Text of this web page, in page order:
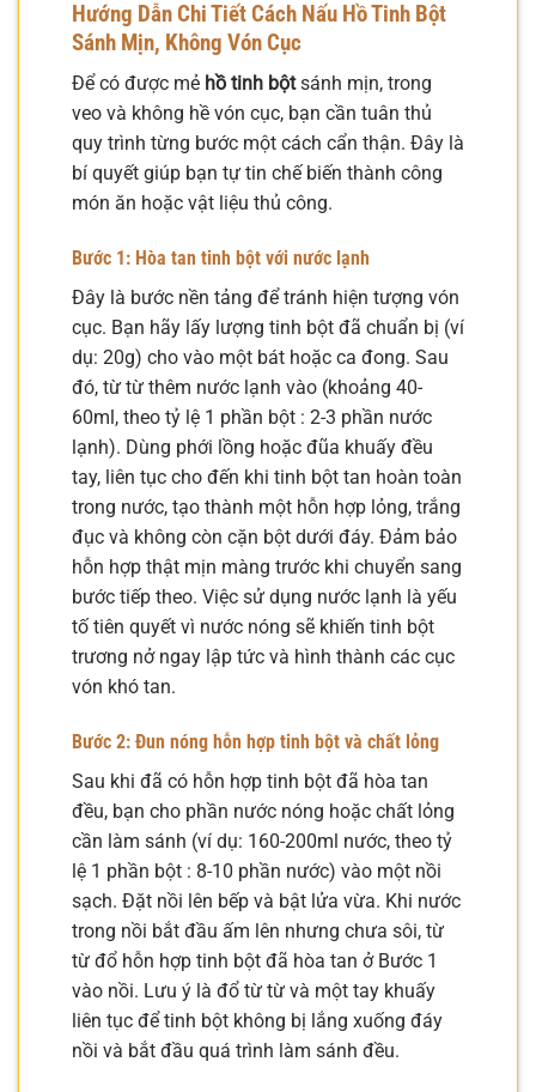
Hướng Dẫn Chi Tiết Cách Nấu Hồ Tinh Bột
Sánh Mịn, Không Vón Cục
Để có được mẻ hồ tinh bộtsánh mịn, trong
veo và không hề vón cục, bạn cần tuân thủ
quy trình từng bước một cách cẩn thận. Đây là
bí quyết giúp bạn tự tin chế biến thành công
món ăn hoặc vật liệu thủ công.
Bước 1: Hòa tan tinh bột với nước lạnh
Đây là bước nền tảng để tránh hiện tượng vón
cục. Bạn hãy lấy lượng tinh bột đã chuẩn bị (ví
dụ: 20g) cho vào một bát hoặc ca đong. Sau
đó, từ từ thêm nước lạnh vào (khoảng 40-
60ml, theo tỷ lệ 1 phần bột : 2-3 phần nước
lạnh). Dùng phới lồng hoặc đũa khuấy đều
tay, liên tục cho đến khi tinh bột tan hoàn toàn
trong nước, tạo thành một hỗn hợp lỏng, trắng
đục và không còn cặn bột dưới đáy. Đảm bảo
hỗn hợp thật mịn màng trước khi chuyển sang
bước tiếp theo. Việc sử dụng nước lạnh là yếu
tố tiên quyết vì nước nóng sẽ khiến tinh bột
trương nở ngay lập tức và hình thành các cục
vón khó tan.
Bước 2: Đun nóng hỗn hợp tinh bột và chất lỏng
Sau khi đã có hỗn hợp tinh bột đã hòa tan
đều, bạn cho phần nước nóng hoặc chất lỏng
cần làm sánh (ví dụ: 160-200ml nước, theo tỷ
lệ 1 phần bột : 8-10 phần nước) vào một nồi
sạch. Đặt nồi lên bếp và bật lửa vừa. Khi nước
trong nồi bắt đầu ấm lên nhưng chưa sôi, từ
từ đổ hỗn hợp tinh bột đã hòa tan ở Bước 1
vào nồi. Lưu ý là đổ từ từ và một tay khuấy
liên tục để tinh bột không bị lắng xuống đáy
nồi và bắt đầu quá trình làm sánh đều.